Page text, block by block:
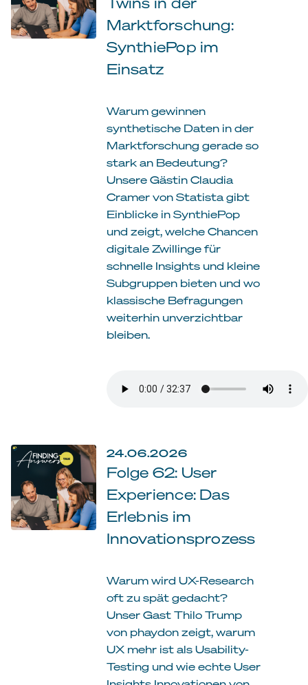
Marktforschung:
SynthiePop im
Einsatz
Warum gewinnen
synthetische Daten in der
Marktforschung gerade so
stark an Bedeutung?
Unsere Gästin Claudia
Cramer von Statista gibt
Einblicke in SynthiePop
und zeigt, welche Chancen
digitale Zwillinge für
schnelle Insights und kleine
Subgruppen bieten und wo
klassische Befragungen
weiterhin unverzichtbar
bleiben.
24.06.2026
Folge 62: User
Experience: Das
Erlebnis im
Innovationsprozess
Warum wird UX-Research
oft zu spät gedacht?
Unser Gast Thilo Trump
von phaydon zeigt, warum
UX mehr ist als Usability-
Testing und wie echte User